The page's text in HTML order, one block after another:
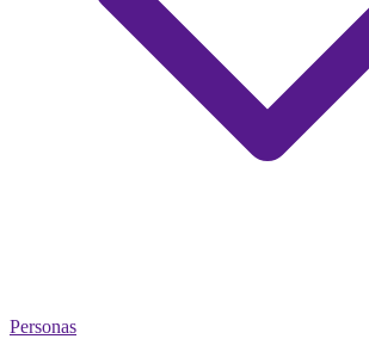
Personas